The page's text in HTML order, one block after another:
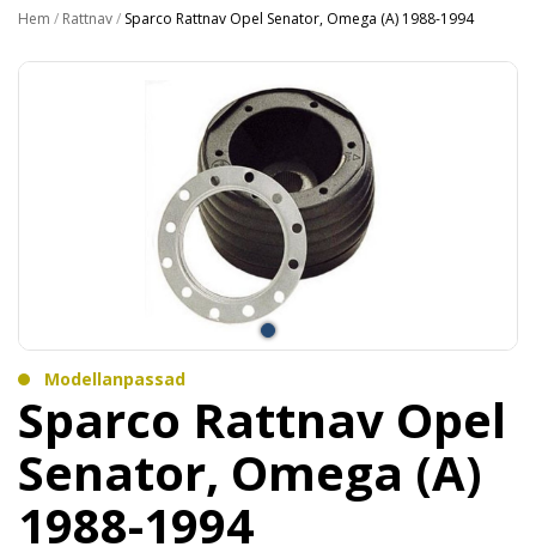
Hem / Rattnav/ Sparco Rattnav Opel Senator, Omega (A) 1988-1994
Modellanpassad
Sparco Rattnav Opel
Senator, Omega (A)
1988-1994